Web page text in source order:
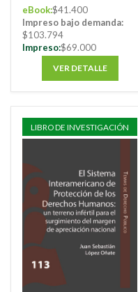
eBook:$41.400
Impreso bajo demanda:
$103.794
Impreso:$69.000
VER DETALLE
LIBRO DE INVESTIGACIÓN